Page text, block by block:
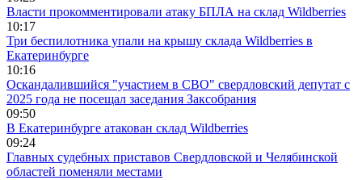
Власти прокомментировали атаку БПЛА на склад Wildberries
10:17
Три беспилотника упали на крышу склада Wildberries в
Екатеринбурге
10:16
Оскандалившийся "участием в СВО" свердловский депутат с
2025 года не посещал заседания Заксобрания
09:50
В Екатеринбурге атакован склад Wildberries
09:24
Главных судебных приставов Свердловской и Челябинской
областей поменяли местами